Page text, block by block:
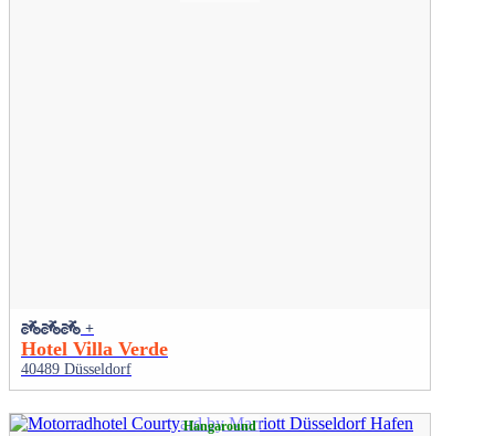
+
Hotel Villa Verde
40489 Düsseldorf
Hangaround